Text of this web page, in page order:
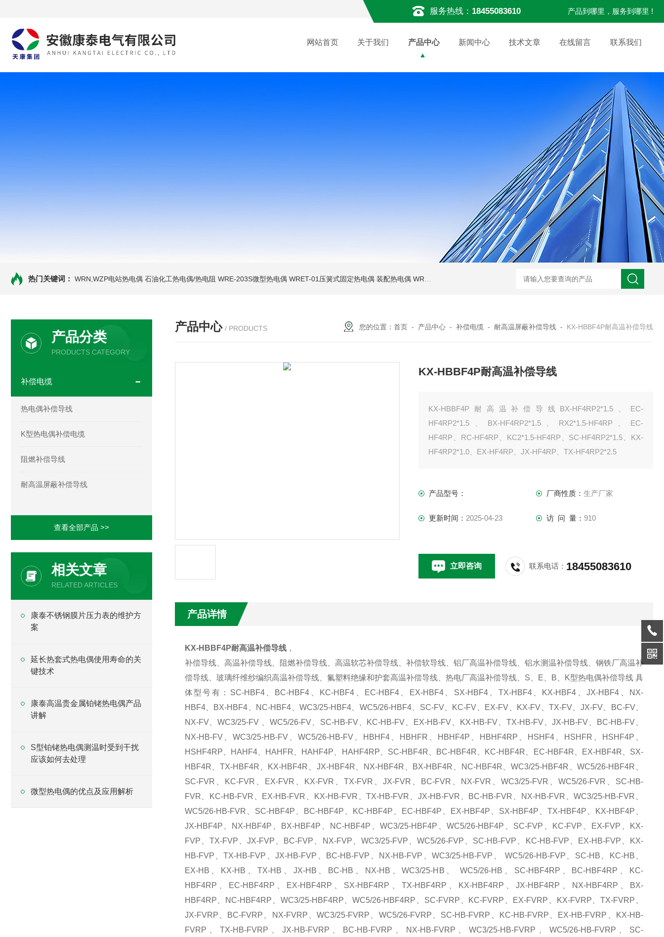
服务热线： 18455083610 产品到哪里，服务到哪里 !
网站首页 关于我们 产品中心 新闻中心 技术文章 在线留言 联系我们
热门关键词： WRN,WZP电站热电偶 石油化工热电偶/热电阻 WRE-203S微型热电偶 WRET-01压簧式固定热电偶 装配热电偶 WRP高温贵金属铂铑热电偶 WRN-530直角弯头热电偶 WRNK-231D炉管刀刃热电
产品分类
PRODUCTS CATEGORY
补偿电缆
热电偶补偿导线
K型热电偶补偿电缆
阻燃补偿导线
耐高温屏蔽补偿导线
查看全部产品 >>
相关文章
RELATED ARTICLES
康泰不锈钢膜片压力表的维护方
案
延长热套式热电偶使用寿命的关
键技术
康泰高温贵金属铂铑热电偶产品
讲解
S型铂铑热电偶测温时受到干扰
应该如何去处理
微型热电偶的优点及应用解析
产品中心 / PRODUCTS 您的位置： 首页 - 产品中心 - 补偿电缆 - 耐高温屏蔽补偿导线 - KX-HBBF4P耐高温补偿导线
KX-HBBF4P耐高温补偿导线
KX-HBBF4P耐高温补偿导线BX-HF4RP2*1.5、EC-
HF4RP2*1.5、BX-HF4RP2*1.5、RX2*1.5-HF4RP、EC-
HF4RP、RC-HF4RP、KC2*1.5-HF4RP、SC-HF4RP2*1.5、KX-
HF4RP2*1.0、EX-HF4RP、JX-HF4RP、TX-HF4RP2*2.5
产品型号： 厂商性质： 生产厂家
更新时间： 2025-04-23 访 问 量： 910
立即咨询 联系电话： 18455083610
产品详情
KX-HBBF4P耐高温补偿导线，
补偿导线、高温补偿导线、阻燃补偿导线、高温软芯补偿导线、补偿软导线、铝厂高温补偿导线、铝水测温补偿导线、钢铁厂高温补
偿导线、玻璃纤维纱编织高温补偿导线、氟塑料绝缘和护套高温补偿导线、热电厂高温补偿导线、S、E、B、K型热电偶补偿导线 具
体型号有：SC-HBF4、BC-HBF4、KC-HBF4、EC-HBF4、EX-HBF4、SX-HBF4、TX-HBF4、KX-HBF4、JX-HBF4、NX-
HBF4、BX-HBF4、NC-HBF4、WC3/25-HBF4、WC5/26-HBF4、SC-FV、KC-FV、EX-FV、KX-FV、TX-FV、JX-FV、BC-FV、
NX-FV、WC3/25-FV 、WC5/26-FV、SC-HB-FV、KC-HB-FV、EX-HB-FV、KX-HB-FV、TX-HB-FV、JX-HB-FV、BC-HB-FV、
NX-HB-FV、WC3/25-HB-FV、WC5/26-HB-FV、HBHF4、HBHFR、HBHF4P、HBHF4RP、HSHF4、HSHFR、HSHF4P、
HSHF4RP、HAHF4、HAHFR、HAHF4P、HAHF4RP、SC-HBF4R、BC-HBF4R、KC-HBF4R、EC-HBF4R、EX-HBF4R、SX-
HBF4R、TX-HBF4R、KX-HBF4R、JX-HBF4R、NX-HBF4R、BX-HBF4R、NC-HBF4R、WC3/25-HBF4R、WC5/26-HBF4R、
SC-FVR、KC-FVR、EX-FVR、KX-FVR、TX-FVR、JX-FVR、BC-FVR、NX-FVR、WC3/25-FVR、WC5/26-FVR、SC-HB-
FVR、KC-HB-FVR、EX-HB-FVR、KX-HB-FVR、TX-HB-FVR、JX-HB-FVR、BC-HB-FVR、NX-HB-FVR、WC3/25-HB-FVR、
WC5/26-HB-FVR、SC-HBF4P、BC-HBF4P、KC-HBF4P、EC-HBF4P、EX-HBF4P、SX-HBF4P、TX-HBF4P、KX-HBF4P、
JX-HBF4P、NX-HBF4P、BX-HBF4P、NC-HBF4P、WC3/25-HBF4P、WC5/26-HBF4P、SC-FVP、KC-FVP、EX-FVP、KX-
FVP、TX-FVP、JX-FVP、BC-FVP、NX-FVP、WC3/25-FVP、WC5/26-FVP、SC-HB-FVP、KC-HB-FVP、EX-HB-FVP、KX-
HB-FVP、TX-HB-FVP、JX-HB-FVP、BC-HB-FVP、NX-HB-FVP、WC3/25-HB-FVP、 WC5/26-HB-FVP、SC-HB、KC-HB、
EX-HB、KX-HB、TX-HB、JX-HB、BC-HB、NX-HB、WC3/25-HB、 WC5/26-HB、SC-HBF4RP、BC-HBF4RP、KC-
HBF4RP、EC-HBF4RP、EX-HBF4RP、SX-HBF4RP、TX-HBF4RP、KX-HBF4RP、JX-HBF4RP、NX-HBF4RP、BX-
HBF4RP、NC-HBF4RP、WC3/25-HBF4RP、WC5/26-HBF4RP、SC-FVRP、KC-FVRP、EX-FVRP、KX-FVRP、TX-FVRP、
JX-FVRP、BC-FVRP、NX-FVRP、WC3/25-FVRP、WC5/26-FVRP、SC-HB-FVRP、KC-HB-FVRP、EX-HB-FVRP、KX-HB-
FVRP、TX-HB-FVRP、JX-HB-FVRP、BC-HB-FVRP、NX-HB-FVRP、WC3/25-HB-FVRP、WC5/26-HB-FVRP、SC-